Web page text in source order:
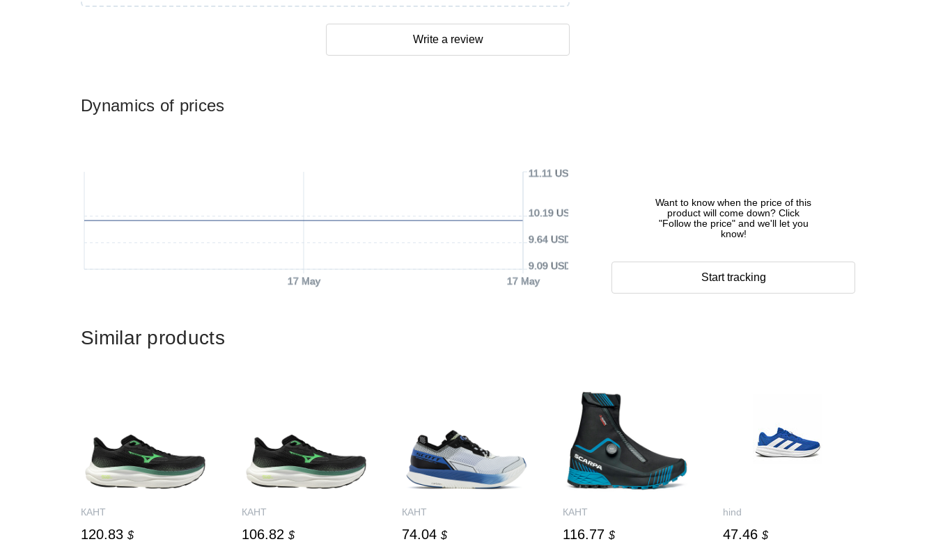
Dynamics of prices
17 May 17 May
9.09 USD
9.64 USD
10.19 USD
11.11 USD
Want to know when the price of this
product will come down? Click
"Follow the price" and we'll let you
know!
Start tracking
Write a review
Similar products
КАНТ
120.83 $
КАНТ
106.82 $
КАНТ
74.04 $
КАНТ
116.77 $
hind
47.46 $